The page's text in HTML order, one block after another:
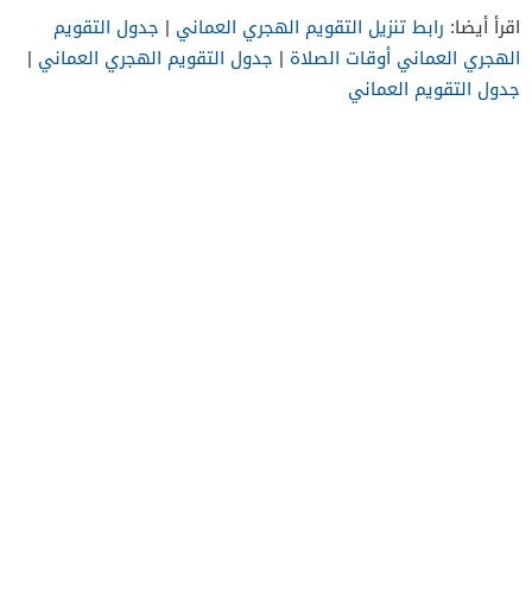
اقرأ أيضا: رابط تنزيل التقويم الهجري العماني | جدول التقويم
الهجري العماني أوقات الصلاة | جدول التقويم الهجري العماني |
جدول التقويم العماني